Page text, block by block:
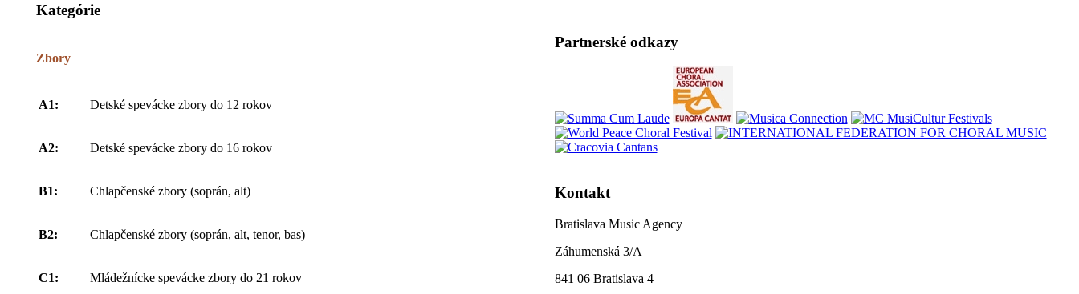
Kategórie
Zbory
A1: Detské spevácke zbory do 12 rokov
A2: Detské spevácke zbory do 16 rokov
B1: Chlapčenské zbory (soprán, alt)
B2: Chlapčenské zbory (soprán, alt, tenor, bas)
C1: Mládežnícke spevácke zbory do 21 rokov
Partnerské odkazy
Kontakt
Bratislava Music Agency
Záhumenská 3/A
841 06 Bratislava 4